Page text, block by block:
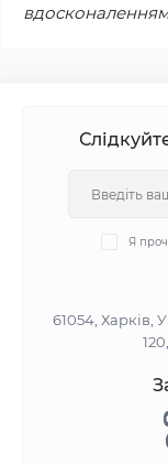
Я
61054, Харків,